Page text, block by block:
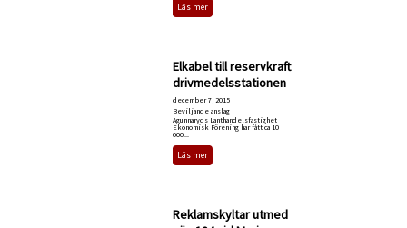
Läs mer
Elkabel till reservkraft
drivmedelsstationen
december 7, 2015
Beviljande anslag
Agunnaryds Lanthandelsfastighet
Ekonomisk Förening har fått ca 10
000...
Läs mer
Reklamskyltar utmed